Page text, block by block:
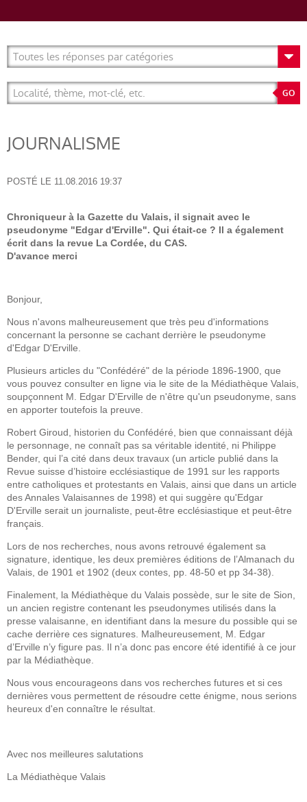
JOURNALISME
POSTÉ LE 11.08.2016 19:37
Chroniqueur à la Gazette du Valais, il signait avec le
pseudonyme "Edgar d'Erville". Qui était-ce ? Il a également
écrit dans la revue La Cordée, du CAS.
D'avance merci
Bonjour,
Nous n'avons malheureusement que très peu d'informations
concernant la personne se cachant derrière le pseudonyme
d'Edgar D'Erville.
Plusieurs articles du "Confédéré" de la période 1896-1900, que
vous pouvez consulter en ligne via le site de la Médiathèque Valais,
soupçonnent M. Edgar D'Erville de n'être qu'un pseudonyme, sans
en apporter toutefois la preuve.
Robert Giroud, historien du Confédéré, bien que connaissant déjà
le personnage, ne connaît pas sa véritable identité, ni Philippe
Bender, qui l’a cité dans deux travaux (un article publié dans la
Revue suisse d’histoire ecclésiastique de 1991 sur les rapports
entre catholiques et protestants en Valais, ainsi que dans un article
des Annales Valaisannes de 1998) et qui suggère qu'Edgar
D'Erville serait un journaliste, peut-être ecclésiastique et peut-être
français.
Lors de nos recherches, nous avons retrouvé également sa
signature, identique, les deux premières éditions de l’Almanach du
Valais, de 1901 et 1902 (deux contes, pp. 48-50 et pp 34-38).
Finalement, la Médiathèque du Valais possède, sur le site de Sion,
un ancien registre contenant les pseudonymes utilisés dans la
presse valaisanne, en identifiant dans la mesure du possible qui se
cache derrière ces signatures. Malheureusement, M. Edgar
d’Erville n’y figure pas. Il n’a donc pas encore été identifié à ce jour
par la Médiathèque.
Nous vous encourageons dans vos recherches futures et si ces
dernières vous permettent de résoudre cette énigme, nous serions
heureux d'en connaître le résultat.
Avec nos meilleures salutations
La Médiathèque Valais